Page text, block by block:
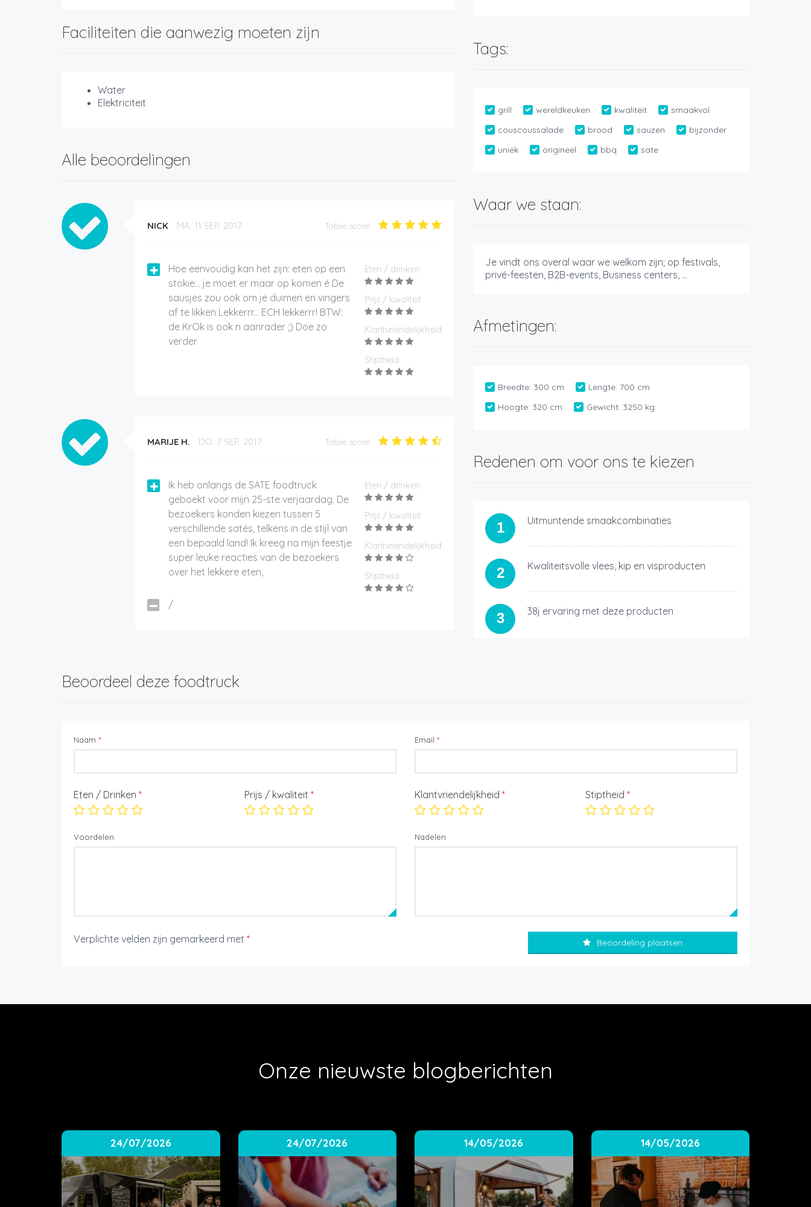
Faciliteiten die aanwezig moeten zijn
Water
Elektriciteit
Alle beoordelingen
NICK MA. 11 SEP. 2017 Totale score:
Hoe eenvoudig kan het zijn: eten op een
stokie... je moet er maar op komen é De
sausjes zou ook om je duimen en vingers
af te likken Lekkerrr... ECH lekkerrr! BTW:
de KrOk is ook n aanrader ;) Doe zo
verder
Eten / drinken
Prijs / kwaliteit
Klantvriendelijkheid
Stiptheid
MARIJE H. DO. 7 SEP. 2017 Totale score:
Ik heb onlangs de SATE foodtruck
geboekt voor mijn 25-ste verjaardag. De
bezoekers konden kiezen tussen 5
verschillende satés, telkens in de stijl van
een bepaald land! Ik kreeg na mijn feestje
super leuke reacties van de bezoekers
over het lekkere eten,
/
Eten / drinken
Prijs / kwaliteit
Klantvriendelijkheid
Stiptheid
Tags:
grill wereldkeuken kwaliteit
smaakvol
couscoussalade
brood sauzen
bijzonder
uniek
origineel bbq sate
Waar we staan:
Je vindt ons overal waar we welkom zijn; op festivals,
privé-feesten, B2B-events, Business centers, ...
Afmetingen:
Breedte: 300 cm Lengte: 700 cm
Hoogte: 320 cm Gewicht: 3250 kg
Redenen om voor ons te kiezen
1 Uitmuntende smaakcombinaties
2 Kwaliteitsvolle vlees, kip en visproducten
3 38j ervaring met deze producten
Beoordeel deze foodtruck
Naam * Email *
Eten / Drinken * Prijs / kwaliteit * Klantvriendelijkheid * Stiptheid *
Voordelen Nadelen
Verplichte velden zijn gemarkeerd met * Beoordeling plaatsen
Onze nieuwste blogberichten
24/07/2026 24/07/2026 14/05/2026 14/05/2026